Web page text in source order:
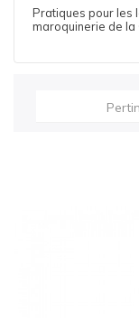
Pratiques pour les
maroquinerie de la